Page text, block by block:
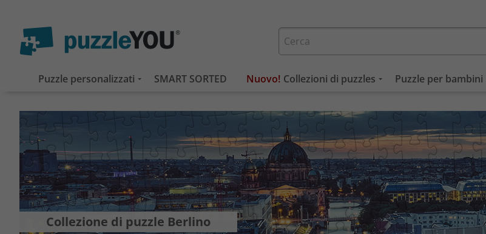
Puzzle personalizzati SMART SORTED Collezioni di puzzles Puzzle per bambini
Collezione di puzzle Berlino